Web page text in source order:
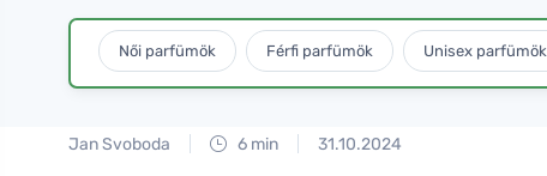
Női parfümök Férfi parfümök Unisex parfümök
Jan Svoboda 6 min 31.10.2024